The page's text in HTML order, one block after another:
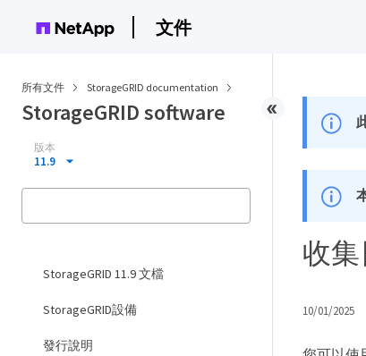
文件
所有文件 StorageGRID documentation
StorageGRID software
版本
11.9
StorageGRID 11.9 文檔
StorageGRID設備
發行說明
收
10/01/2025